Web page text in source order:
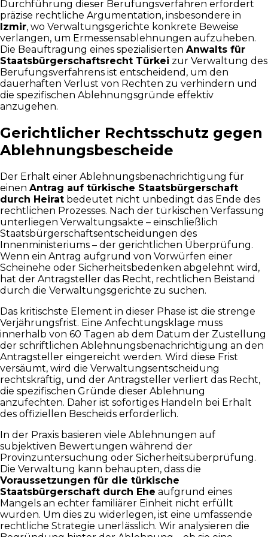
Durchführung dieser Berufungsverfahren erfordert
präzise rechtliche Argumentation, insbesondere in
Izmir, wo Verwaltungsgerichte konkrete Beweise
verlangen, um Ermessensablehnungen aufzuheben.
Die Beauftragung eines spezialisierten Anwalts für
Staatsbürgerschaftsrecht Türkei zur Verwaltung des
Berufungsverfahrens ist entscheidend, um den
dauerhaften Verlust von Rechten zu verhindern und
die spezifischen Ablehnungsgründe effektiv
anzugehen.
Gerichtlicher Rechtsschutz gegen
Ablehnungsbescheide
Der Erhalt einer Ablehnungsbenachrichtigung für
einen Antrag auf türkische Staatsbürgerschaft
durch Heirat bedeutet nicht unbedingt das Ende des
rechtlichen Prozesses. Nach der türkischen Verfassung
unterliegen Verwaltungsakte – einschließlich
Staatsbürgerschaftsentscheidungen des
Innenministeriums – der gerichtlichen Überprüfung.
Wenn ein Antrag aufgrund von Vorwürfen einer
Scheinehe oder Sicherheitsbedenken abgelehnt wird,
hat der Antragsteller das Recht, rechtlichen Beistand
durch die Verwaltungsgerichte zu suchen.
Das kritischste Element in dieser Phase ist die strenge
Verjährungsfrist. Eine Anfechtungsklage muss
innerhalb von 60 Tagen ab dem Datum der Zustellung
der schriftlichen Ablehnungsbenachrichtigung an den
Antragsteller eingereicht werden. Wird diese Frist
versäumt, wird die Verwaltungsentscheidung
rechtskräftig, und der Antragsteller verliert das Recht,
die spezifischen Gründe dieser Ablehnung
anzufechten. Daher ist sofortiges Handeln bei Erhalt
des offiziellen Bescheids erforderlich.
In der Praxis basieren viele Ablehnungen auf
subjektiven Bewertungen während der
Provinzuntersuchung oder Sicherheitsüberprüfung.
Die Verwaltung kann behaupten, dass die
Voraussetzungen für die türkische
Staatsbürgerschaft durch Ehe aufgrund eines
Mangels an echter familiärer Einheit nicht erfüllt
wurden. Um dies zu widerlegen, ist eine umfassende
rechtliche Strategie unerlässlich. Wir analysieren die